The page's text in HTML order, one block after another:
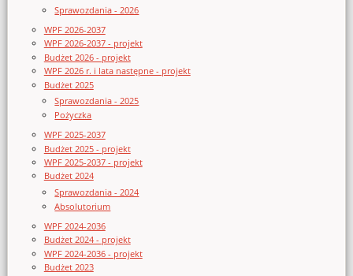
Sprawozdania - 2026
WPF 2026-2037
WPF 2026-2037 - projekt
Budżet 2026 - projekt
WPF 2026 r. i lata następne - projekt
Budżet 2025
Sprawozdania - 2025
Pożyczka
WPF 2025-2037
Budżet 2025 - projekt
WPF 2025-2037 - projekt
Budżet 2024
Sprawozdania - 2024
Absolutorium
WPF 2024-2036
Budżet 2024 - projekt
WPF 2024-2036 - projekt
Budżet 2023